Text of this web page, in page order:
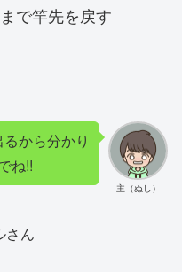
で竿先を戻す
主（ぬし）
から分かり
ね!!
さん